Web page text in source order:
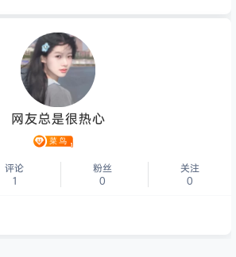
个人主页
网友总是很热心
评论
1
粉丝
0
关注
0